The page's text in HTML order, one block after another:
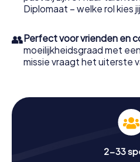
Diplomaat – welke rol kies
👥Perfect voor vrienden en
moeilijkheidsgraad met
missie vraagt het uiterste
2-33